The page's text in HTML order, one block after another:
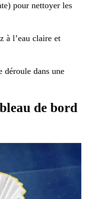
pour nettoyer les
à l’eau claire et
déroule dans une
de bord